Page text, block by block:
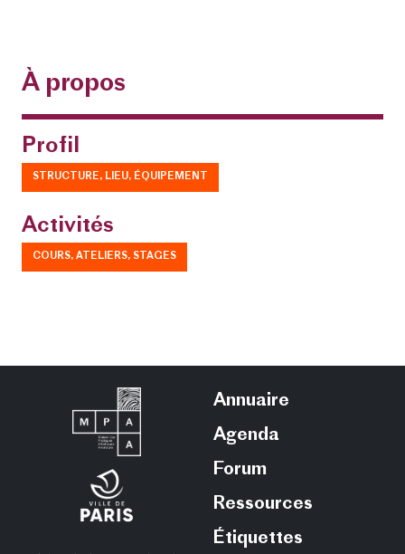
À propos
Profil
STRUCTURE, LIEU, ÉQUIPEMENT
Activités
COURS, ATELIERS, STAGES
Annuaire
Agenda
Forum
Ressources
Étiquettes